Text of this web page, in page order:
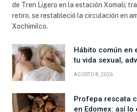
de Tren Ligero en la estación Xomali;
retiro, se restableció la circulación en
Xochimilco.
Hábito común en
tu vida sexual,
AGOSTO 8, 2026
Profepa rescata
en Edomex: así